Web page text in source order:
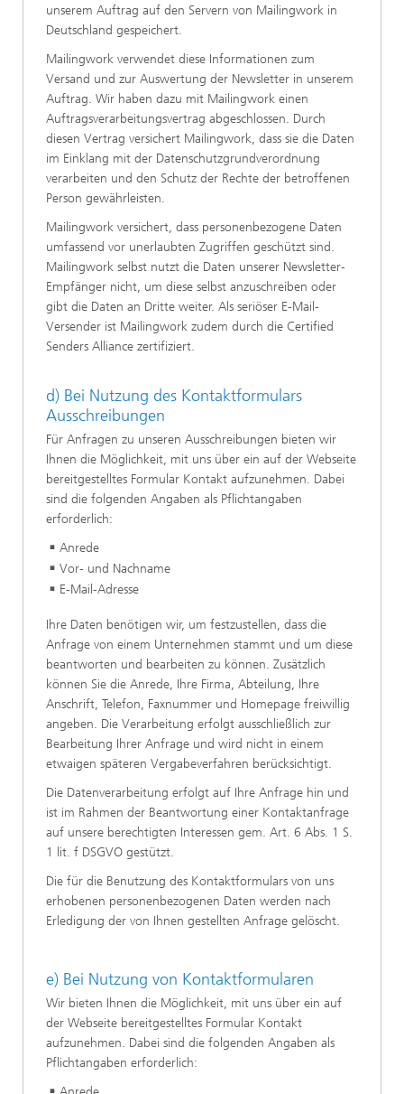
unserem Auftrag auf den Servern von Mailingwork in
Deutschland gespeichert.
Mailingwork verwendet diese Informationen zum
Versand und zur Auswertung der Newsletter in unserem
Auftrag. Wir haben dazu mit Mailingwork einen
Auftragsverarbeitungsvertrag abgeschlossen. Durch
diesen Vertrag versichert Mailingwork, dass sie die Daten
im Einklang mit der Datenschutzgrundverordnung
verarbeiten und den Schutz der Rechte der betroffenen
Person gewährleisten.
Mailingwork versichert, dass personenbezogene Daten
umfassend vor unerlaubten Zugriffen geschützt sind.
Mailingwork selbst nutzt die Daten unserer Newsletter-
Empfänger nicht, um diese selbst anzuschreiben oder
gibt die Daten an Dritte weiter. Als seriöser E-Mail-
Versender ist Mailingwork zudem durch die Certified
Senders Alliance zertifiziert.
d) Bei Nutzung des Kontaktformulars
Ausschreibungen
Für Anfragen zu unseren Ausschreibungen bieten wir
Ihnen die Möglichkeit, mit uns über ein auf der Webseite
bereitgestelltes Formular Kontakt aufzunehmen. Dabei
sind die folgenden Angaben als Pflichtangaben
erforderlich:
Anrede
Vor- und Nachname
E-Mail-Adresse
Ihre Daten benötigen wir, um festzustellen, dass die
Anfrage von einem Unternehmen stammt und um diese
beantworten und bearbeiten zu können. Zusätzlich
können Sie die Anrede, Ihre Firma, Abteilung, Ihre
Anschrift, Telefon, Faxnummer und Homepage freiwillig
angeben. Die Verarbeitung erfolgt ausschließlich zur
Bearbeitung Ihrer Anfrage und wird nicht in einem
etwaigen späteren Vergabeverfahren berücksichtigt.
Die Datenverarbeitung erfolgt auf Ihre Anfrage hin und
ist im Rahmen der Beantwortung einer Kontaktanfrage
auf unsere berechtigten Interessen gem. Art. 6 Abs. 1 S.
1 lit. f DSGVO gestützt.
Die für die Benutzung des Kontaktformulars von uns
erhobenen personenbezogenen Daten werden nach
Erledigung der von Ihnen gestellten Anfrage gelöscht.
e) Bei Nutzung von Kontaktformularen
Wir bieten Ihnen die Möglichkeit, mit uns über ein auf
der Webseite bereitgestelltes Formular Kontakt
aufzunehmen. Dabei sind die folgenden Angaben als
Pflichtangaben erforderlich: